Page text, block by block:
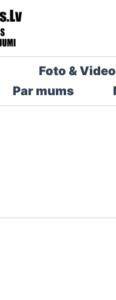
Foto &
Par mums